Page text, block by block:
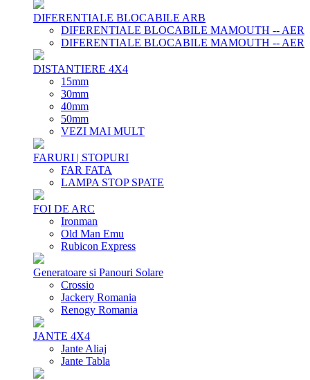
DIFERENTIALE BLOCABILE ARB
DIFERENTIALE BLOCABILE MAMOUTH -- AER
DIFERENTIALE BLOCABILE MAMOUTH -- AER
DISTANTIERE 4X4
15mm
30mm
40mm
50mm
VEZI MAI MULT
FARURI | STOPURI
FAR FATA
LAMPA STOP SPATE
FOI DE ARC
Ironman
Old Man Emu
Rubicon Express
Generatoare si Panouri Solare
Crossio
Jackery Romania
Renogy Romania
JANTE 4X4
Jante Aliaj
Jante Tabla